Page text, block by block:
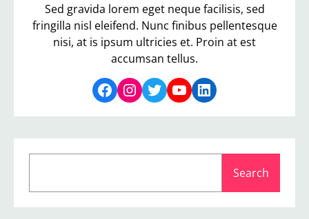
食
べ
ら
れ
円
山
ラ
ー
桜
餅
Sed gravida lorem eget neque facilisis, sed
fringilla nisl eleifend. Nunc finibus pellentesque
nisi, at is ipsum ultricies et. Proin at est
accumsan tellus.
Facebook Instagram Twitter YouTube LinkedIn
a
r
Search